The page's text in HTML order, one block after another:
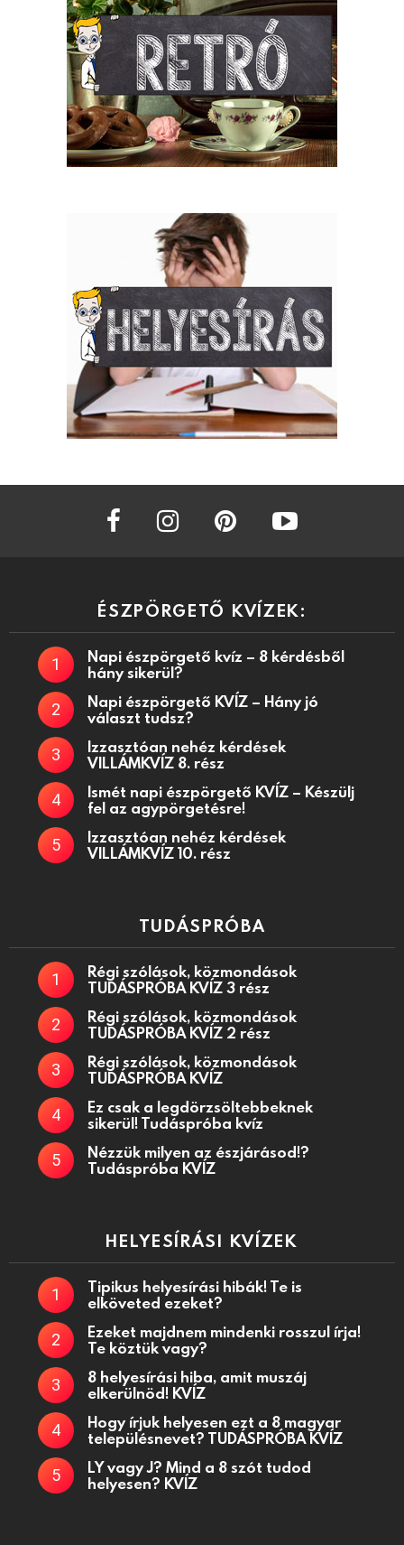
facebook instagram
ÉSZPÖRGETŐ KVÍZEK:
Napi észpörgető kvíz – 8 kérdésből
hány sikerül?
Napi észpörgető KVÍZ – Hány jó
választ tudsz?
Izzasztóan nehéz kérdések
VILLÁMKVÍZ 8. rész
Ismét napi észpörgető KVÍZ – Készülj
fel az agypörgetésre!
Izzasztóan nehéz kérdések
VILLÁMKVÍZ 10. rész
TUDÁSPRÓBA
Régi szólások, közmondások
TUDÁSPRÓBA KVÍZ 3 rész
Régi szólások, közmondások
TUDÁSPRÓBA KVÍZ 2 rész
Régi szólások, közmondások
TUDÁSPRÓBA KVÍZ
Ez csak a legdörzsöltebbeknek
sikerül! Tudáspróba kvíz
Nézzük milyen az észjárásod!?
Tudáspróba KVÍZ
HELYESÍRÁSI KVÍZEK
Tipikus helyesírási hibák! Te is
elköveted ezeket?
Ezeket majdnem mindenki rosszul írja!
Te köztük vagy?
8 helyesírási hiba, amit muszáj
elkerülnöd! KVÍZ
Hogy írjuk helyesen ezt a 8 magyar
településnevet? TUDÁSPRÓBA KVÍZ
LY vagy J? Mind a 8 szót tudod
helyesen? KVÍZ